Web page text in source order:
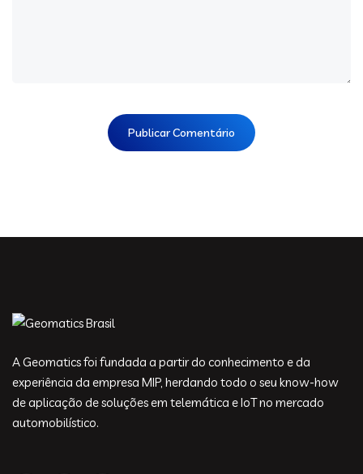
A Geomatics foi fundada a partir do conhecimento e da
experiência da empresa MIP, herdando todo o seu know-how
de aplicação de soluções em telemática e IoT no mercado
automobilístico.